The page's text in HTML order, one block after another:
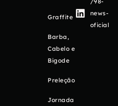
Graffite
Barba,
Cabelo e
Bigode
Preleção
Jornada
news-
oficial